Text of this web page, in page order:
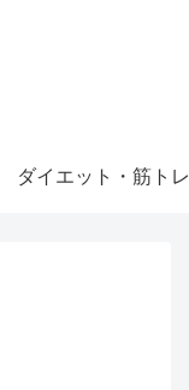
ダイエット・筋トレ